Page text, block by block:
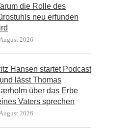
die Rolle des
neu erfunden
2026
Hansen startet Podcast
lässt Thomas
über das Erbe
Vaters sprechen
2026